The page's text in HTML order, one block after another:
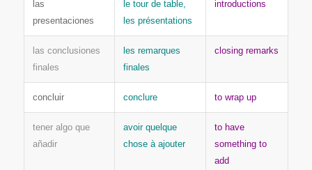
las
presentaciones
le tour de table,
les présentations
introductions
las conclusiones
finales
les remarques
finales
closing remarks
concluir conclure to wrap up
tener algo que
añadir
avoir quelque
chose à ajouter
to have
something to
add